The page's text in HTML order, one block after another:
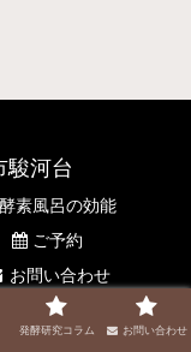
河台
酵素風呂の効能
ご予約
お問い合わせ
駿河台.
発酵研究コラム お問い合わせ